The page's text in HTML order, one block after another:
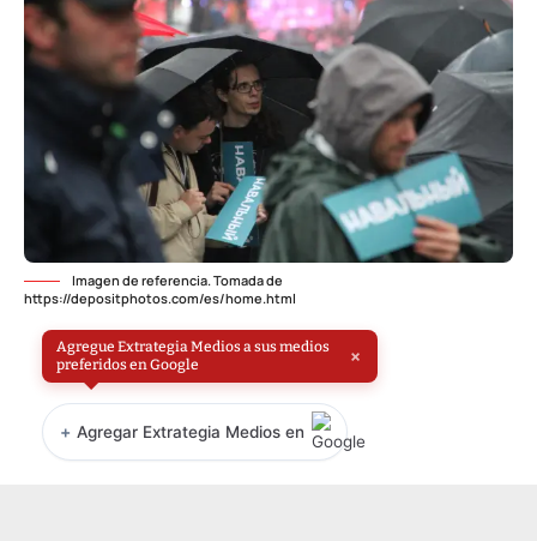
Imagen de referencia. Tomada de
https://depositphotos.com/es/home.html
Agregue Extrategia Medios a sus medios
preferidos en Google
×
+ Agregar Extrategia Medios en